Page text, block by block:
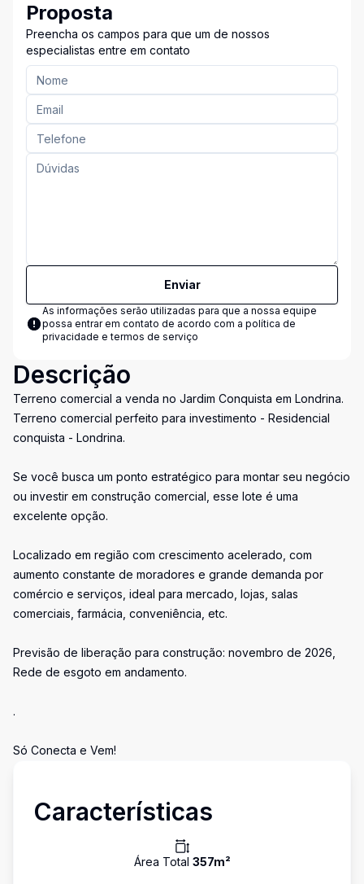
Proposta
Preencha os campos para que um de nossos
especialistas entre em contato
Enviar
As informações serão utilizadas para que a nossa equipe
possa entrar em contato de acordo com a política de
privacidade e termos de serviço
Descrição
Terreno comercial a venda no Jardim Conquista em Londrina.
Terreno comercial perfeito para investimento - Residencial
conquista - Londrina.
Se você busca um ponto estratégico para montar seu negócio
ou investir em construção comercial, esse lote é uma
excelente opção.
Localizado em região com crescimento acelerado, com
aumento constante de moradores e grande demanda por
comércio e serviços, ideal para mercado, lojas, salas
comerciais, farmácia, conveniência, etc.
Previsão de liberação para construção: novembro de 2026,
Rede de esgoto em andamento.
.
Só Conecta e Vem!
Características
Área Total 357m²